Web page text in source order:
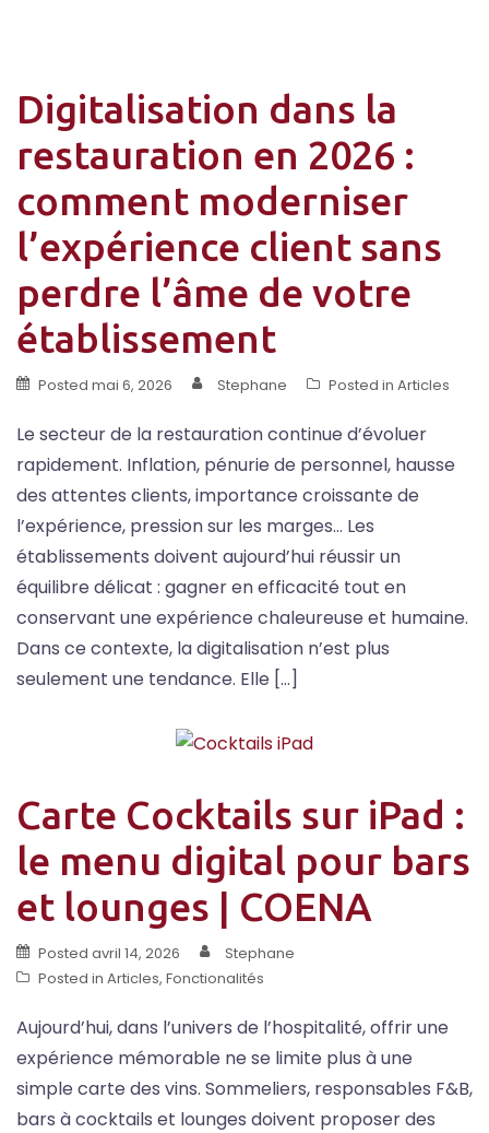
Digitalisation dans la
restauration en 2026 :
comment moderniser
l’expérience client sans
perdre l’âme de votre
établissement
Posted mai 6, 2026 Stephane Posted in Articles
Le secteur de la restauration continue d’évoluer
rapidement. Inflation, pénurie de personnel, hausse
des attentes clients, importance croissante de
l’expérience, pression sur les marges… Les
établissements doivent aujourd’hui réussir un
équilibre délicat : gagner en efficacité tout en
conservant une expérience chaleureuse et humaine.
Dans ce contexte, la digitalisation n’est plus
seulement une tendance. Elle […]
Carte Cocktails sur iPad :
le menu digital pour bars
et lounges | COENA
Posted avril 14, 2026
Stephane
Posted in Articles, Fonctionalités
Aujourd’hui, dans l’univers de l’hospitalité, offrir une
expérience mémorable ne se limite plus à une
simple carte des vins. Sommeliers, responsables F&B,
bars à cocktails et lounges doivent proposer des